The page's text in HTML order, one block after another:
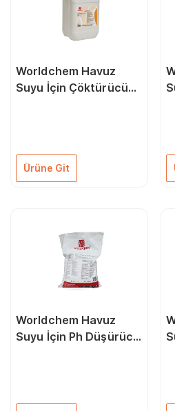
Worldchem Havuz
Suyu İçin Çöktürücü
Ürüne Git
Worldchem Havuz
Suyu İçin Ph Düşürücü